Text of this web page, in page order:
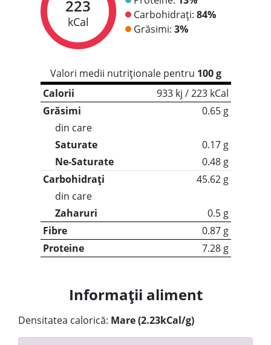
223
kCal
Carbohidrați: 84%
Grăsimi: 3%
Valori medii nutriționale pentru 100 g
Calorii
933 kj / 223 kCal
Grăsimi
0.65 g
din care
Saturate
0.17 g
Ne-Saturate
0.48 g
Carbohidrați
45.62 g
din care
Zaharuri
0.5 g
Fibre
0.87 g
Proteine
7.28 g
Informații aliment
Densitatea calorică: Mare (2.23kCal/g)